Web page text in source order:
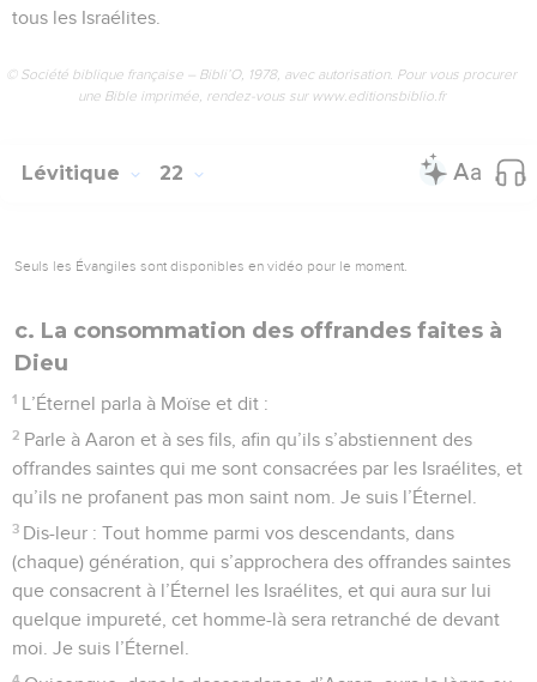
tous les Israélites.
© Société biblique française – Bibli’O, 1978, avec autorisation. Pour vous procurer
une Bible imprimée, rendez-vous sur www.editionsbiblio.fr
Lévitique 22
Seuls les Évangiles sont disponibles en vidéo pour le moment.
c. La consommation des offrandes faites à
Dieu
1 L’Éternel parla à Moïse et dit :
2 Parle à Aaron et à ses fils, afin qu’ils s’abstiennent des
offrandes saintes qui me sont consacrées par les Israélites, et
qu’ils ne profanent pas mon saint nom. Je suis l’Éternel.
3 Dis-leur : Tout homme parmi vos descendants, dans
(chaque) génération, qui s’approchera des offrandes saintes
que consacrent à l’Éternel les Israélites, et qui aura sur lui
quelque impureté, cet homme-là sera retranché de devant
moi. Je suis l’Éternel.
4